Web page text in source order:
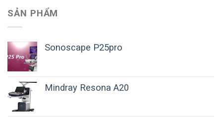
SẢN PHẨM
Sonoscape P25pro
Mindray Resona A20